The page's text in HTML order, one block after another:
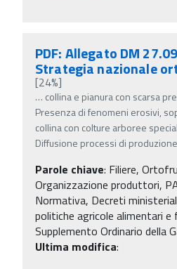
PDF: Allegato DM
Strategia nazionale
[24%]
… collina e pianura con scarsa
Presenza di fenomeni erosivi,
collina con colture arboree
Diffusione processi di
Parole chiave: Filiere,
Organizzazione produttori,
Normativa, Decreti
politiche agricole alimentari
Supplemento Ordinario della
Ultima modifica: